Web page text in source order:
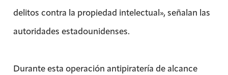
delitos contra la propiedad intelectual», señalan las
autoridades estadounidenses.
Durante esta operación antipiratería de alcance